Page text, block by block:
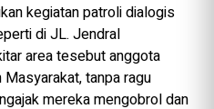
kegiatan patroli dialogis
di JL. Jendral
area tesebut anggota
tanpa ragu
mereka mengobrol dan